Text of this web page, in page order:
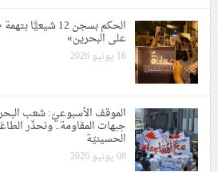
الحكم بسجن 12
على البحرين»
16 يونيو 2026
الموقف الأسبوعيّ: شعب
جبهات المقاومة.. ونحذّر
الحسينيّة
08 يونيو 2026